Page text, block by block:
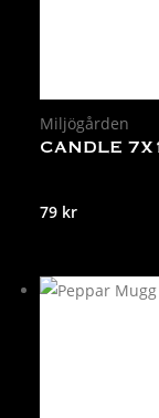
Miljögården
CANDLE
79 kr